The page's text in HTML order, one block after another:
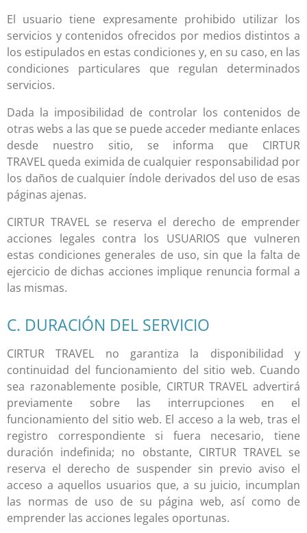
El usuario tiene expresamente prohibido utilizar los
servicios y contenidos ofrecidos por medios distintos a
los estipulados en estas condiciones y, en su caso, en las
condiciones particulares que regulan determinados
servicios.
Dada la imposibilidad de controlar los contenidos de
otras webs a las que se puede acceder mediante enlaces
desde nuestro sitio, se informa que
CIRTUR
TRAVEL queda eximida de cualquier responsabilidad por
los daños de cualquier índole derivados del uso de esas
páginas ajenas.
CIRTUR TRAVEL se reserva el derecho de emprender
acciones legales contra los USUARIOS que vulneren
estas condiciones generales de uso, sin que la falta de
ejercicio de dichas acciones implique renuncia formal a
las mismas.
C. DURACIÓN DEL SERVICIO
CIRTUR TRAVEL no garantiza la disponibilidad y
continuidad del funcionamiento del sitio web. Cuando
sea razonablemente posible, CIRTUR TRAVEL advertirá
previamente sobre las interrupciones en el
funcionamiento del sitio web. El acceso a la web, tras el
registro correspondiente si fuera necesario, tiene
duración indefinida; no obstante, CIRTUR TRAVEL se
reserva el derecho de suspender sin previo aviso el
acceso a aquellos usuarios que, a su juicio, incumplan
las normas de uso de su página web, así como de
emprender las acciones legales oportunas.